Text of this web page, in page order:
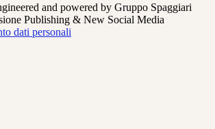
and powered by Gruppo Spaggiari
Publishing & New Social Media
dati personali